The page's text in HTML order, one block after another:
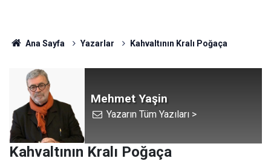
Ana Sayfa Yazarlar Kahvaltının Kralı Poğaça
Mehmet Yaşin
Yazarın Tüm Yazıları >
Kahvaltının Kralı Poğaça